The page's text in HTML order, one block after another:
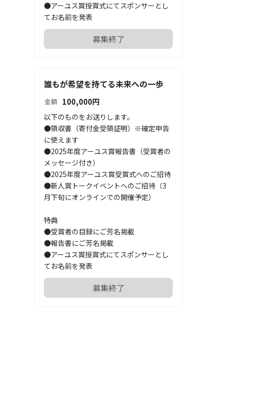
●アーユス賞授賞式にてスポンサーとし
てお名前を発表
募集終了
誰もが希望を持てる未来への一歩
金額 100,000円
以下のものをお送りします。
●領収書（寄付金受領証明）※確定申告
に使えます
●2025年度アーユス賞報告書（受賞者の
メッセージ付き）
●2025年度アーユス賞受賞式へのご招待
●新人賞トークイベントへのご招待（3
月下旬にオンラインでの開催予定）
特典
●受賞者の目録にご芳名掲載
●報告書にご芳名掲載
●アーユス賞授賞式にてスポンサーとし
てお名前を発表
募集終了